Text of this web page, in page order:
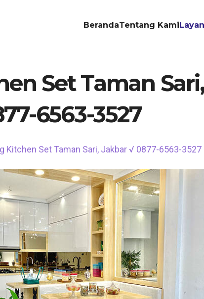
BerandaTentang Kami
Set Taman
6563-3527
Kitchen Set Taman Sari, Jakbar √ 0877-6563-3527